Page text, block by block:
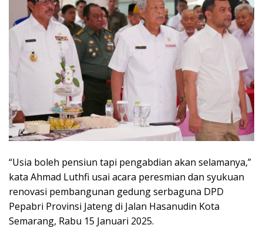
“Usia boleh pensiun tapi pengabdian akan selamanya,”
kata Ahmad Luthfi usai acara peresmian dan syukuan
renovasi pembangunan gedung serbaguna DPD
Pepabri Provinsi Jateng di Jalan Hasanudin Kota
Semarang, Rabu 15 Januari 2025.